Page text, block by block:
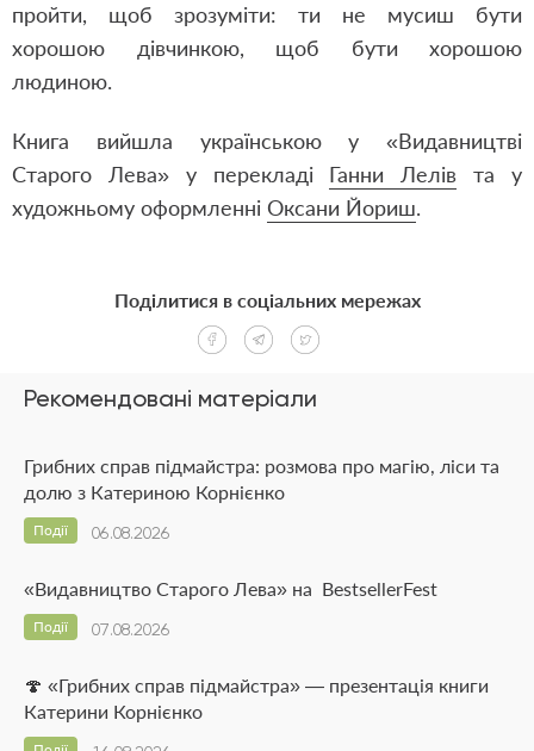
пройти, щоб зрозуміти: ти не мусиш бути
хорошою дівчинкою, щоб бути хорошою
людиною.
Книга вийшла українською у «Видавництві
Старого Лева» у перекладі Ганни Лелів та у
художньому оформленні Оксани Йориш.
Рекомендовані матеріали
Грибних справ підмайстра: розмова про магію, ліси та
долю з Катериною Корнієнко
06.08.2026
Події
«Видавництво Старого Лева» на BestsellerFest
07.08.2026
Події
🍄 «Грибних справ підмайстра» — презентація книги
Катерини Корнієнко
Поділитися в соціальних мережах